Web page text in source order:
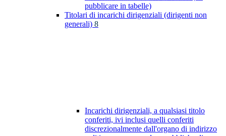
pubblicare in tabelle)
Titolari di incarichi dirigenziali (dirigenti non
generali) 8
Incarichi dirigenziali, a qualsiasi titolo
conferiti, ivi inclusi quelli conferiti
discrezionalmente dall'organo di indirizzo